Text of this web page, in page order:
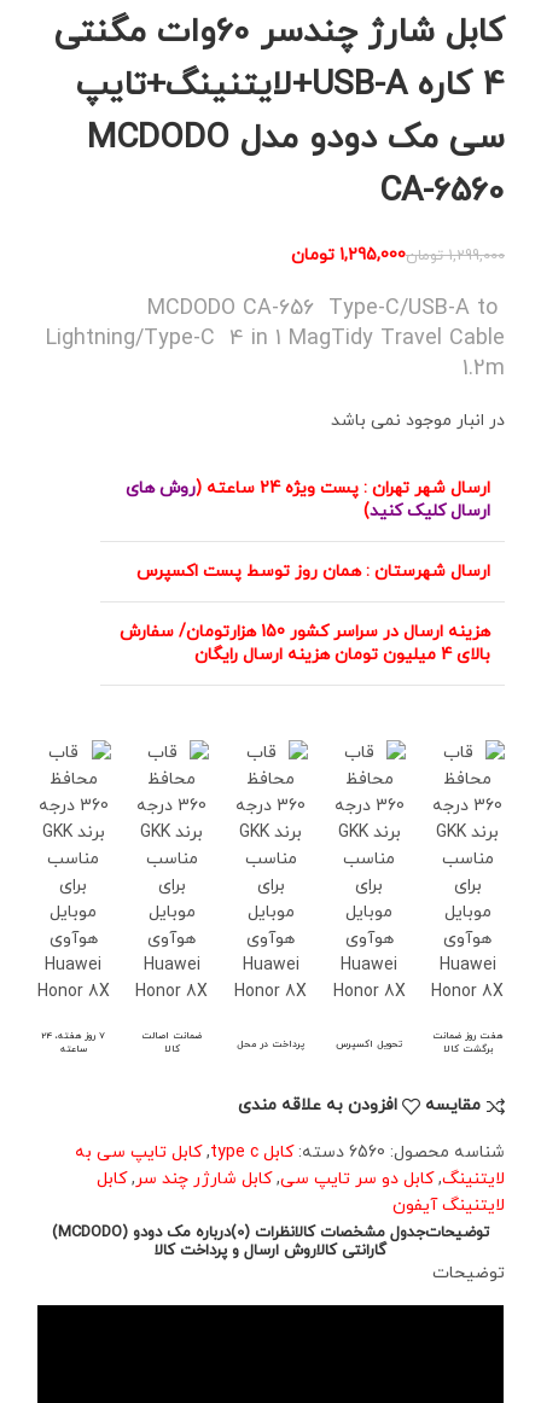
کابل شارژ چندسر 60وات مگنتی
4 کاره USB-A+لایتنینگ+تایپ
سی مک دودو مدل MCDODO
CA-6560
1,299,000 تومان1,295,000 تومان
MCDODO CA-656 Type-C/USB-A to
Lightning/Type-C 4 in 1 MagTidy Travel Cable
1.2m
در انبار موجود نمی باشد
ارسال شهر تهران : پست ویژه 24 ساعته (
روش های
ارسال کلیک کنید)
ارسال شهرستان : همان روز توسط پست اکسپرس
هزینه ارسال در سراسر کشور 150 هزارتومان/ سفارش
بالای 4 میلیون تومان هزینه ارسال رایگان
هفت روز ضمانت
برگشت کالا
تحویل اکسپرس پرداخت در محل
ضمانت اصالت
کالا
7 روز هفته، 24
ساعته
مقايسه افزودن به علاقه مندی
شناسه محصول: 6560 دسته: کابل type c , کابل تایپ سی به
لایتنینگ, کابل دو سر تایپ سی, کابل شارژر چند سر , کابل
لایتنینگ آیفون
توضیحاتجدول مشخصات کالانظرات (0)
درباره مک دودو (MCDODO)
گارانتی کالاروش ارسال و پرداخت کالا
توضیحات